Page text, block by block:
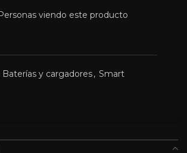
viendo este producto
Baterías y cargadores, Smart